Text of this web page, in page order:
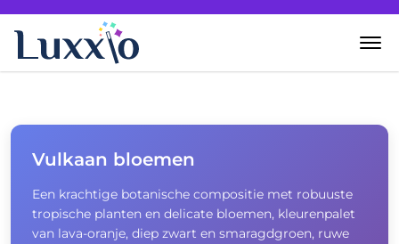
Wanddecoratie
Zelf creëren
Vulkaan bloemen
Een krachtige botanische compositie met robuuste
tropische planten en delicate bloemen, kleurenpalet
van lava-oranje, diep zwart en smaragdgroen, ruwe